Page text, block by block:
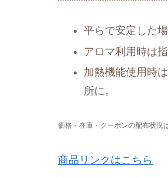
平らで安定した
アロマ利用時は
加熱機能使用時
所に。
価格・在庫・クーポンの配布状況
商品リンクはこちら